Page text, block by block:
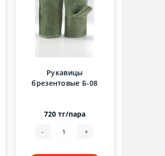
Рукавицы
брезентовые Б-08
720 тг/пара
- +